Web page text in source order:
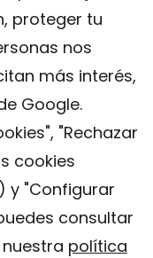
de su
proteger tu
nos
más interés,
Google.
"Rechazar
cookies
y "Configurar
consultar
política